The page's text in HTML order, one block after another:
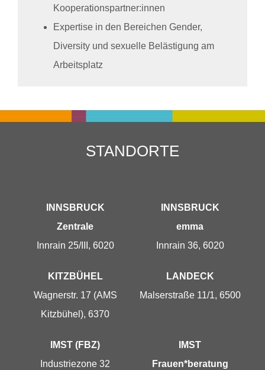
Kooperationspartner:innen
Expertise in den Bereichen Gender,
Diversity und sexuelle Belästigung am
Arbeitsplatz
STANDORTE
INNSBRUCK
Zentrale
Innrain 25/III, 6020
INNSBRUCK
emma
Innrain 36, 6020
KITZBÜHEL
Wagnerstr. 17 (AMS
Kitzbühel), 6370
LANDECK
Malserstraße 11/1, 6500
IMST (FBZ)
Industriezone 32
IMST
Frauen*beratung